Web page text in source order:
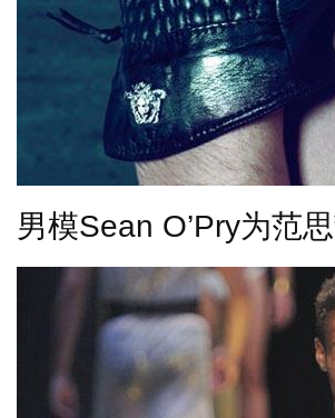
男模Sean O’Pry为范